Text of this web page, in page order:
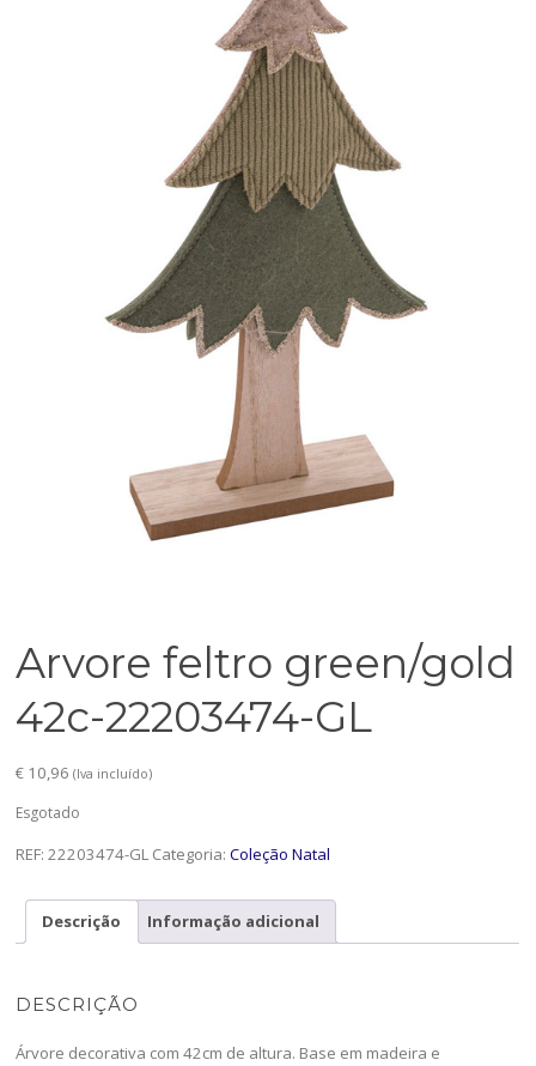
Arvore feltro green/gold
42c-22203474-GL
€ 10,96 (Iva incluído)
Esgotado
REF:22203474-GL Categoria:Coleção Natal
Descrição Informação adicional
DESCRIÇÃO
Árvore decorativa com 42cm de altura. Base em madeira e